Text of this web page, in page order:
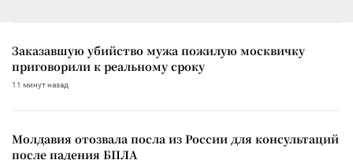
Заказавшую убийство мужа пожилую москвичку
приговорили к реальному сроку
11 минут назад
Молдавия отозвала посла из России для консультаций
после падения БПЛА